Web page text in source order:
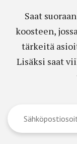
Saat
koosteen,
tärkeitä
Lisäksi saat